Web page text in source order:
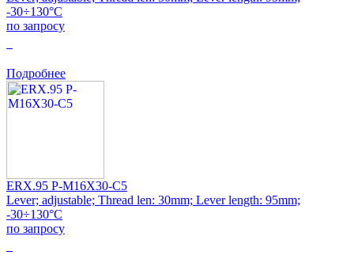
-30÷130°C
по запросу
Подробнее
ERX.95 P-M16X30-C5
Lever; adjustable; Thread len: 30mm; Lever length: 95mm;
-30÷130°C
по запросу